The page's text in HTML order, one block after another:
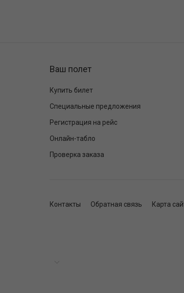
Ваш полет
Купить билет
Специальные предложения
Регистрация на рейс
Онлайн-табло
Проверка заказа
Контакты Обратная связь Карта